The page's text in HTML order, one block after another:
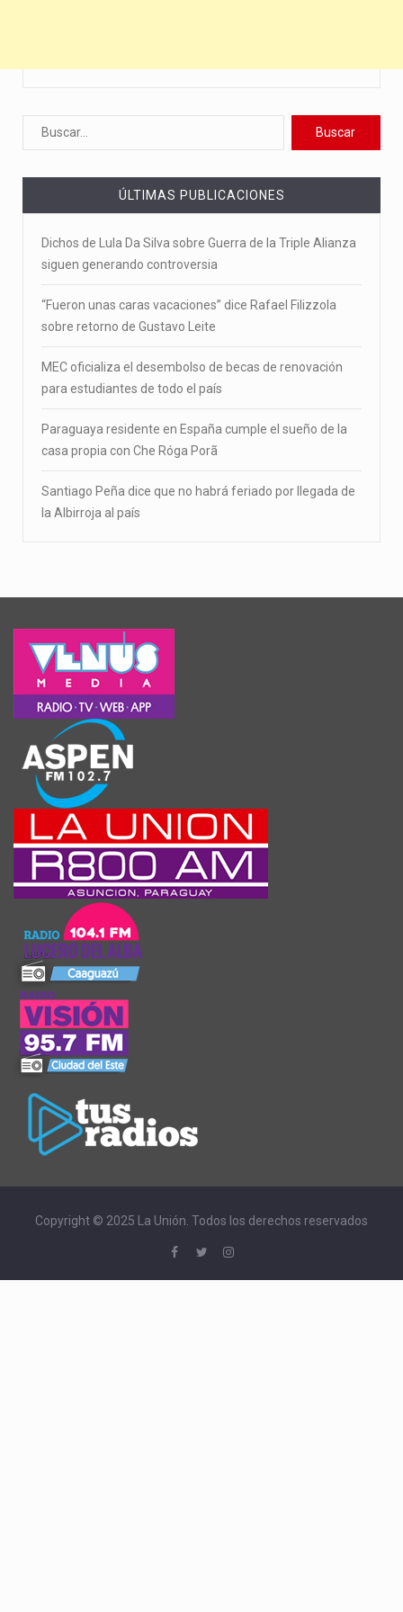
ÚLTIMAS PUBLICACIONES
Dichos de Lula Da Silva sobre Guerra de la Triple Alianza
siguen generando controversia
“Fueron unas caras vacaciones” dice Rafael Filizzola
sobre retorno de Gustavo Leite
MEC oficializa el desembolso de becas de renovación
para estudiantes de todo el país
Paraguaya residente en España cumple el sueño de la
casa propia con Che Róga Porã
Santiago Peña dice que no habrá feriado por llegada de
la Albirroja al país
Copyright © 2025 La Unión. Todos los derechos reservados